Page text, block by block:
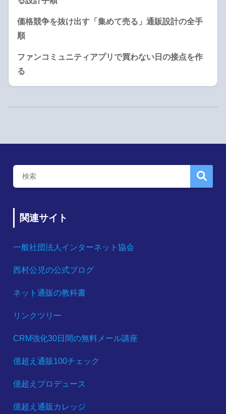
価格競争を抜け出す「集めて売る」通販設計の全手
順
ファンコミュニティアプリで買わない日の接点を作
る
関連サイト
一般社団法人インターネット協会
西村公児の公式ブログ
ネット通販の教科書
リンクツリー
CRM強化30日間の無料メール講座
億超え通販100チェック
億超えプロデュース
億超え通販カレッジ